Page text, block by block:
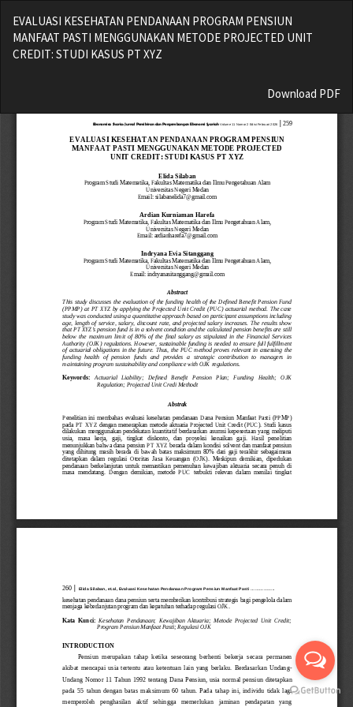
Article
Details
EVALUASI KESEHATAN PENDANAAN PROGRAM PENSIUN
MANFAAT PASTI MENGGUNAKAN METODE PROJECTED UNIT
CREDIT: STUDI KASUS PT XYZ
Download
Download PDF